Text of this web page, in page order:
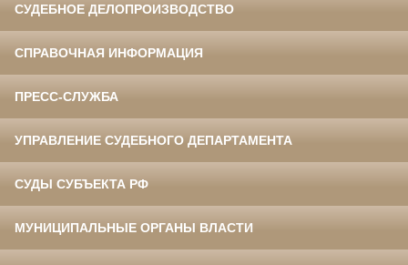
СУДЕБНОЕ ДЕЛОПРОИЗВОДСТВО
СПРАВОЧНАЯ ИНФОРМАЦИЯ
ПРЕСС-СЛУЖБА
УПРАВЛЕНИЕ СУДЕБНОГО ДЕПАРТАМЕНТА
СУДЫ СУБЪЕКТА РФ
МУНИЦИПАЛЬНЫЕ ОРГАНЫ ВЛАСТИ